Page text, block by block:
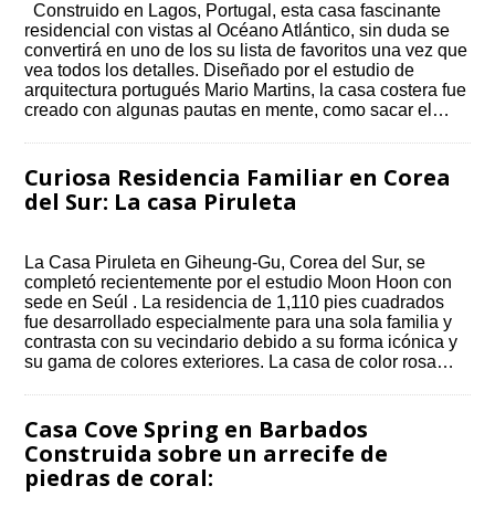
Construido en Lagos, Portugal, esta casa fascinante
residencial con vistas al Océano Atlántico, sin duda se
convertirá en uno de los su lista de favoritos una vez que
vea todos los detalles. Diseñado por el estudio de
arquitectura portugués Mario Martins, la casa costera fue
creado con algunas pautas en mente, como sacar el…
Curiosa Residencia Familiar en Corea
del Sur: La casa Piruleta
La Casa Piruleta en Giheung-Gu, Corea del Sur, se
completó recientemente por el estudio Moon Hoon con
sede en Seúl . La residencia de 1,110 pies cuadrados
fue desarrollado especialmente para una sola familia y
contrasta con su vecindario debido a su forma icónica y
su gama de colores exteriores. La casa de color rosa…
Casa Cove Spring en Barbados
Construida sobre un arrecife de
piedras de coral: